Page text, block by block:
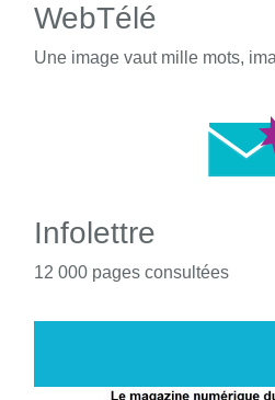
WebTélé
Une image vaut mille mots,
Infolettre
12 000 pages consultées